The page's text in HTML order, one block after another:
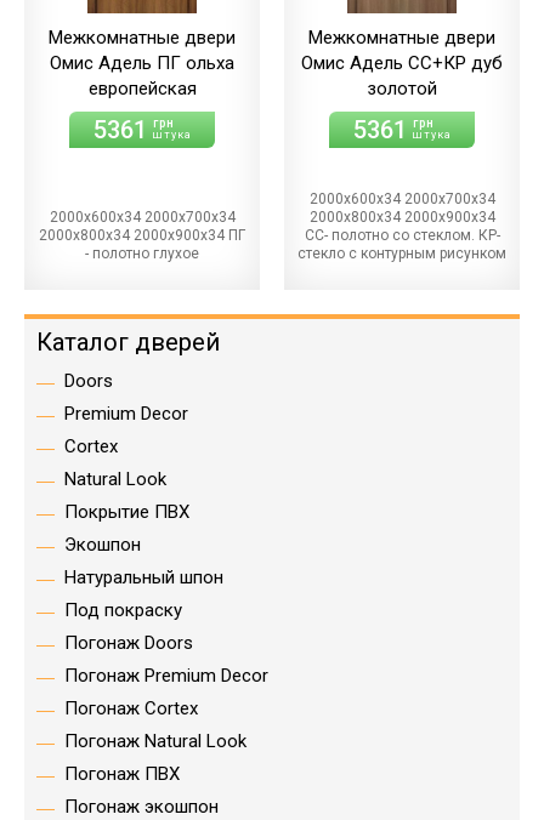
Межкомнатные двери
Омис Адель ПГ ольха
европейская
5361 грн
штука
2000х600х34 2000х700х34
2000х800х34 2000х900х34 ПГ
- полотно глухое
Межкомнатные двери
Омис Адель СС+КР дуб
золотой
5361 грн
штука
2000х600х34 2000х700х34
2000х800х34 2000х900х34
СС- полотно со стеклом. КР-
стекло с контурным рисунком
Каталог дверей
Doors
Premium Decor
Cortex
Natural Look
Покрытие ПВХ
Экошпон
Натуральный шпон
Под покраску
Погонаж Doors
Погонаж Premium Decor
Погонаж Cortex
Погонаж Natural Look
Погонаж ПВХ
Погонаж экошпон